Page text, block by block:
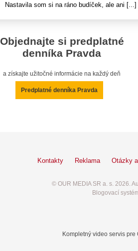
Nastavila som si na ráno budíček, ale ani [...]
Objednajte si predplatné
denníka Pravda
a získajte užitočné informácie na každý deň
Predplatné denníka Pravda
Kontakty Reklama Otázky
© OUR MEDIA SR a. s. 2026.
Blogovací
Kompletný video servis pre